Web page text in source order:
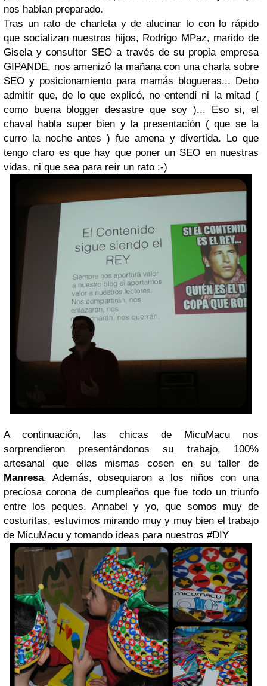
nos habían preparado.
Tras un rato de charleta y de alucinar lo con lo rápido
que socializan nuestros hijos, Rodrigo MPaz, marido de
Gisela y consultor SEO a través de su propia empresa
GIPANDE, nos amenizó la mañana con una charla sobre
SEO y posicionamiento para mamás blogueras... Debo
admitir que, de lo que explicó, no entendí ni la mitad (
como buena blogger desastre que soy )... Eso si, el
chaval habla super bien y la presentación ( que se la
curro la noche antes ) fue amena y divertida. Lo que
tengo claro es que hay que poner un SEO en nuestras
vidas, ni que sea para reír un rato :-)
A continuación, las chicas de MicuMacu nos
sorprendieron presentándonos su trabajo, 100%
artesanal que ellas mismas cosen en su taller de
Manresa. Además, obsequiaron a los niños con una
preciosa corona de cumpleaños que fue todo un triunfo
entre los peques. Annabel y yo, que somos muy de
costuritas, estuvimos mirando muy y muy bien el trabajo
de MicuMacu y tomando ideas para nuestros #DIY